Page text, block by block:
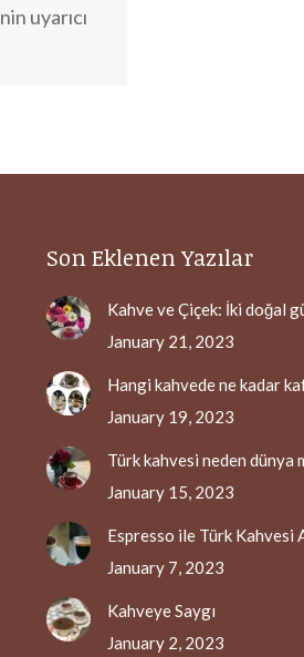
uyarıcı
Son Eklenen Yazılar
Kahve ve Çiçek: İki doğal
January 21, 2023
Hangi kahvede ne kadar
January 19, 2023
Türk kahvesi neden dünya
January 15, 2023
Espresso ile Türk Kahvesi
January 7, 2023
Kahveye Saygı
January 2, 2023